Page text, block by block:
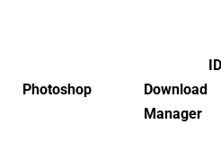
Photoshop
Download
Manager